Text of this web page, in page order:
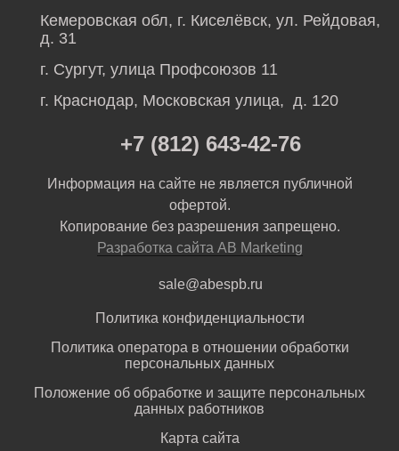
Кемеровская обл, г. Киселёвск, ул. Рейдовая,
д. 31
г. Сургут, улица Профсоюзов 11
г. Краснодар, Московская улица, д. 120
+7 (812) 643-42-76
Информация на сайте не является публичной
офертой.
Копирование без разрешения запрещено.
Разработка сайта AB Marketing
sale@abespb.ru
Политика конфиденциальности
Политика оператора в отношении обработки
персональных данных
Положение об обработке и защите персональных
данных работников
Карта сайта